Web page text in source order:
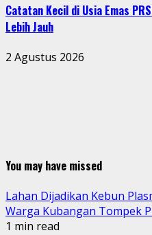
Catatan Kecil di Usia Emas
Lebih Jauh
2 Agustus 2026
You may have missed
Lahan Dijadikan Kebun
Warga Kubangan Tompek
1 min read